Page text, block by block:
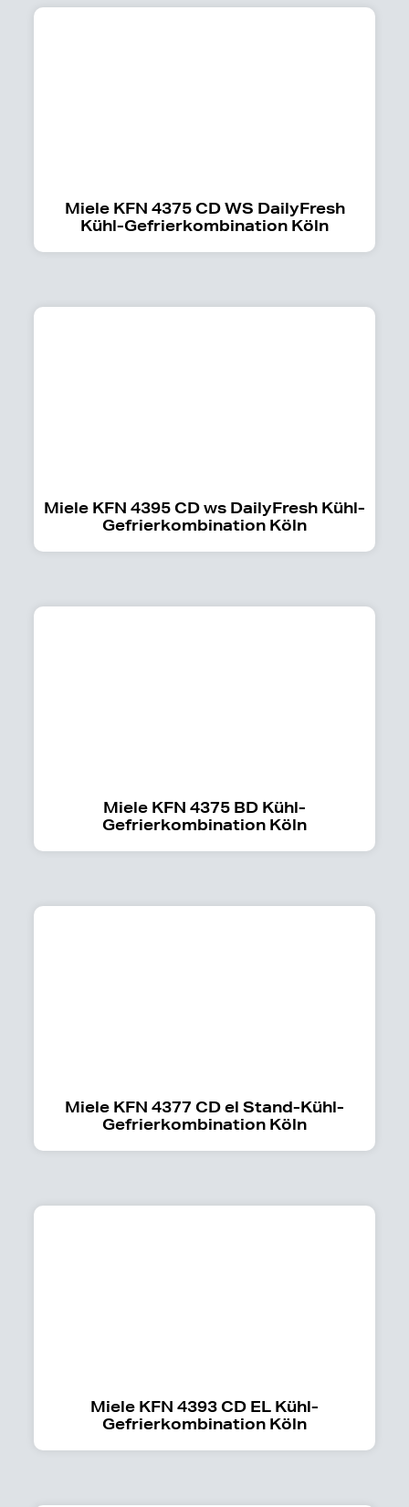
Miele KFN 4375 CD WS DailyFresh
Kühl-Gefrierkombination Köln
Miele KFN 4395 CD ws DailyFresh Kühl-
Gefrierkombination Köln
Miele KFN 4375 BD Kühl-
Gefrierkombination Köln
Miele KFN 4377 CD el Stand-Kühl-
Gefrierkombination Köln
Miele KFN 4393 CD EL Kühl-
Gefrierkombination Köln